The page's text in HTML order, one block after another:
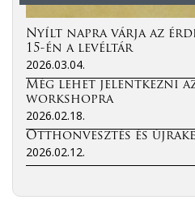
Nyílt napra várja az
15-én a levéltár
2026.03.04.
Még lehet jelentkezni
workshopra
2026.02.18.
Otthonvesztés és
2026.02.12.